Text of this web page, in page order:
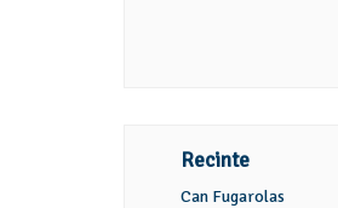
Recinte
Can Fugarolas